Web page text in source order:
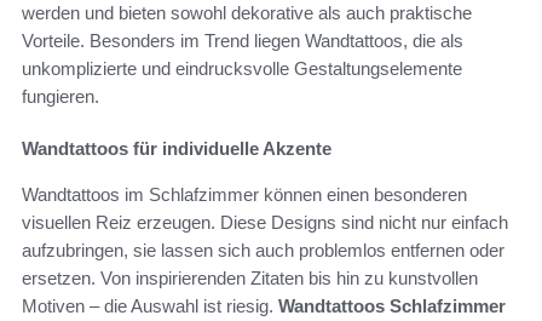
werden und bieten sowohl dekorative als auch praktische
Vorteile. Besonders im Trend liegen Wandtattoos, die als
unkomplizierte und eindrucksvolle Gestaltungselemente
fungieren.
Wandtattoos für individuelle Akzente
Wandtattoos im Schlafzimmer können einen besonderen
visuellen Reiz erzeugen. Diese Designs sind nicht nur einfach
aufzubringen, sie lassen sich auch problemlos entfernen oder
ersetzen. Von inspirierenden Zitaten bis hin zu kunstvollen
Motiven – die Auswahl ist riesig. Wandtattoos Schlafzimmer